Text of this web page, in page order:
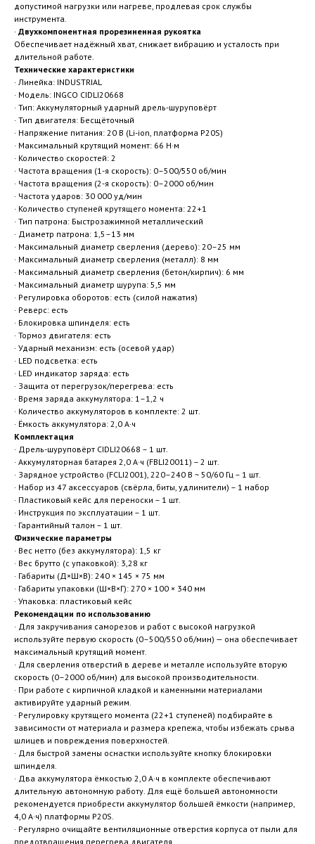
допустимой нагрузки или нагреве, продлевая срок службы
инструмента.
· Двухкомпонентная прорезиненная рукоятка
Обеспечивает надёжный хват, снижает вибрацию и усталость при
длительной работе.
Технические характеристики
· Линейка: INDUSTRIAL
· Модель: INGCO CIDLI20668
· Тип: Аккумуляторный ударный дрель-шуруповёрт
· Тип двигателя: Бесщёточный
· Напряжение питания: 20 В (Li-ion, платформа P20S)
· Максимальный крутящий момент: 66 Н·м
· Количество скоростей: 2
· Частота вращения (1-я скорость): 0–500/550 об/мин
· Частота вращения (2-я скорость): 0–2000 об/мин
· Частота ударов: 30 000 уд/мин
· Количество ступеней крутящего момента: 22+1
· Тип патрона: Быстрозажимной металлический
· Диаметр патрона: 1,5–13 мм
· Максимальный диаметр сверления (дерево): 20–25 мм
· Максимальный диаметр сверления (металл): 8 мм
· Максимальный диаметр сверления (бетон/кирпич): 6 мм
· Максимальный диаметр шурупа: 5,5 мм
· Регулировка оборотов: есть (силой нажатия)
· Реверс: есть
· Блокировка шпинделя: есть
· Тормоз двигателя: есть
· Ударный механизм: есть (осевой удар)
· LED подсветка: есть
· LED индикатор заряда: есть
· Защита от перегрузок/перегрева: есть
· Время заряда аккумулятора: 1–1,2 ч
· Количество аккумуляторов в комплекте: 2 шт.
· Ёмкость аккумулятора: 2,0 А·ч
Комплектация
· Дрель-шуруповёрт CIDLI20668 – 1 шт.
· Аккумуляторная батарея 2,0 А·ч (FBLI20011) – 2 шт.
· Зарядное устройство (FCLI2001), 220–240 В ~ 50/60 Гц – 1 шт.
· Набор из 47 аксессуаров (свёрла, биты, удлинители) – 1 набор
· Пластиковый кейс для переноски – 1 шт.
· Инструкция по эксплуатации – 1 шт.
· Гарантийный талон – 1 шт.
Физические параметры
· Вес нетто (без аккумулятора): 1,5 кг
· Вес брутто (с упаковкой): 3,28 кг
· Габариты (Д×Ш×В): 240 × 145 × 75 мм
· Габариты упаковки (Ш×В×Г): 270 × 100 × 340 мм
· Упаковка: пластиковый кейс
Рекомендации по использованию
· Для закручивания саморезов и работ с высокой нагрузкой
используйте первую скорость (0–500/550 об/мин) — она обеспечивает
максимальный крутящий момент.
· Для сверления отверстий в дереве и металле используйте вторую
скорость (0–2000 об/мин) для высокой производительности.
· При работе с кирпичной кладкой и каменными материалами
активируйте ударный режим.
· Регулировку крутящего момента (22+1 ступеней) подбирайте в
зависимости от материала и размера крепежа, чтобы избежать срыва
шлицев и повреждения поверхностей.
· Для быстрой замены оснастки используйте кнопку блокировки
шпинделя.
· Два аккумулятора ёмкостью 2,0 А·ч в комплекте обеспечивают
длительную автономную работу. Для ещё большей автономности
рекомендуется приобрести аккумулятор большей ёмкости (например,
4,0 А·ч) платформы P20S.
· Регулярно очищайте вентиляционные отверстия корпуса от пыли для
предотвращения перегрева двигателя.